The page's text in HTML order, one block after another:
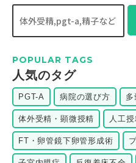
POPULAR TAGS
⼈気のタグ
PGT-A 病院の選び方 多
体外受精・顕微授精 人工
FT・卵管鏡下卵管形成術